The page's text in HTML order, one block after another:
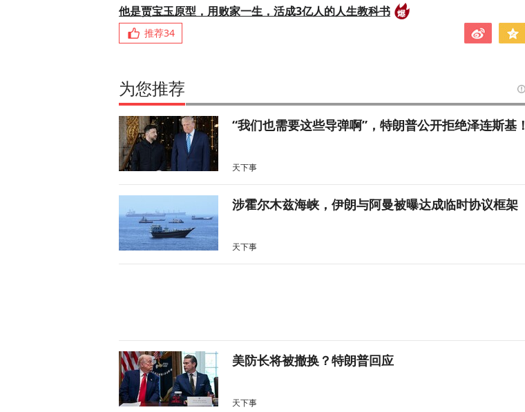
他是贾宝玉原型，用败家一生，活成3亿人的人生教科书
推荐34
为您推荐
“我们也需要这些导弹啊”，特朗普公开拒绝泽连斯基！
天下事
涉霍尔木兹海峡，伊朗与阿曼被曝达成临时协议框架
天下事
美防长将被撤换？特朗普回应
天下事